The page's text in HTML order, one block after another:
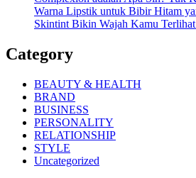
Warna Lipstik untuk Bibir Hitam
Skintint Bikin Wajah Kamu
Category
BEAUTY & HEALTH
BRAND
BUSINESS
PERSONALITY
RELATIONSHIP
STYLE
Uncategorized